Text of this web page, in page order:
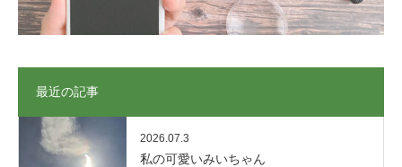
最近の記事
2026.07.3
私の可愛いみいちゃん